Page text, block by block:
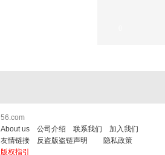
56.com
About us
公司介绍 联系我们
加入我们
友情链接
反盗版盗链声明
隐私政策
版权指引